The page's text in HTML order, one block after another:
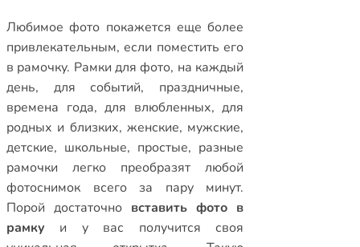
Любимое фото покажется еще более
привлекательным, если поместить его
в рамочку. Рамки для фото, на каждый
день, для событий, праздничные,
времена года,для влюбленных,для
родных и близких, женские, мужские,
детские, школьные, простые, разные
рамочки легко преобразят любой
фотоснимок всего за пару минут.
Порой достаточно вставить фото в
рамку и у вас получится своя